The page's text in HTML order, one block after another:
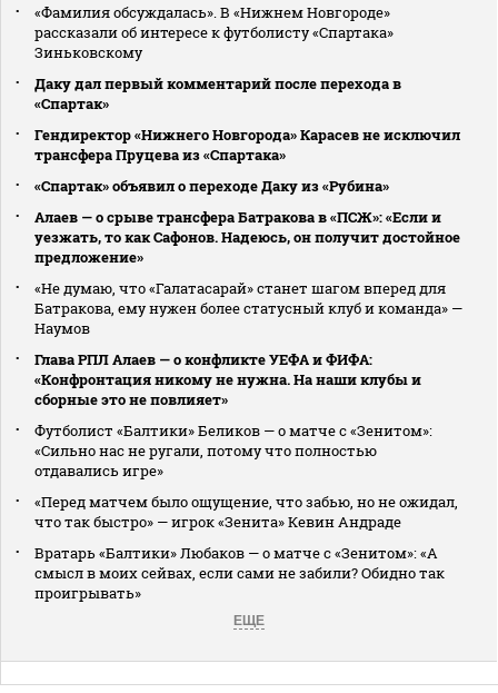
«Фамилия обсуждалась». В «Нижнем Новгороде»
рассказали об интересе к футболисту «Спартака»
Зиньковскому
Даку дал первый комментарий после перехода в
«Спартак»
Гендиректор «Нижнего Новгорода» Карасев не исключил
трансфера Пруцева из «Спартака»
«Спартак» объявил о переходе Даку из «Рубина»
Алаев — о срыве трансфера Батракова в «ПСЖ»: «Если и
уезжать, то как Сафонов. Надеюсь, он получит достойное
предложение»
«Не думаю, что «Галатасарай» станет шагом вперед для
Батракова, ему нужен более статусный клуб и команда» —
Наумов
Глава РПЛ Алаев — о конфликте УЕФА и ФИФА:
«Конфронтация никому не нужна. На наши клубы и
сборные это не повлияет»
Футболист «Балтики» Беликов — о матче с «Зенитом»:
«Сильно нас не ругали, потому что полностью
отдавались игре»
«Перед матчем было ощущение, что забью, но не ожидал,
что так быстро» — игрок «Зенита» Кевин Андраде
Вратарь «Балтики» Любаков — о матче с «Зенитом»: «А
смысл в моих сейвах, если сами не забили? Обидно так
проигрывать»
ЕЩЕ